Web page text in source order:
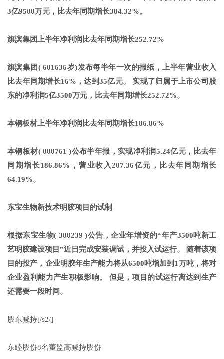
3亿9500万元，比去年同期增长384.32%。
旗滨集团上半年净利润比去年同期增长252.72%
旗滨集团( 601636岁)发布每半年一次的报纸，上半年营业收入
比去年同期增长16%，达到35亿元。 实现了归属于上市公司股
东的净利润5亿3500万元，比去年同期增长252.72%。
本钢板材上半年净利润比去年同期增长186.86%
本钢板材( 000761 )公布半年报，实现净利润5.24亿元，比去年
同期增长186.86%，营业收入207.36亿元，比去年同期增长
64.19%。
东宝生物新技术明胶项目的试制
根据东宝生物( 300239 )公告，企业年增资的“年产3500吨新工
艺明胶建设项目”近日完成安装调试，并投入试运行。 随着该项
目的投产，企业明胶年生产能力将从6500吨增加到1万吨，将对
企业盈利能力产生积极影响。 但是，项目的试运行离达到生产
还需要一段时间。
股东减持[/s2/]
东睦股份8名董监高减持股份